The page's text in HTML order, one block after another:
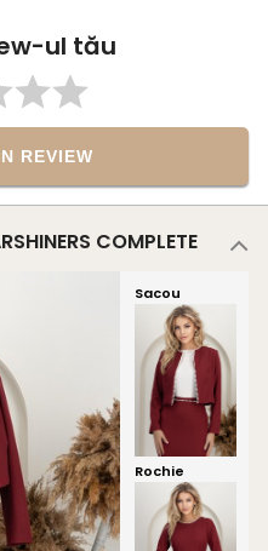
ul tău
REVIEW
COMPLETE
Sacou
Rochie